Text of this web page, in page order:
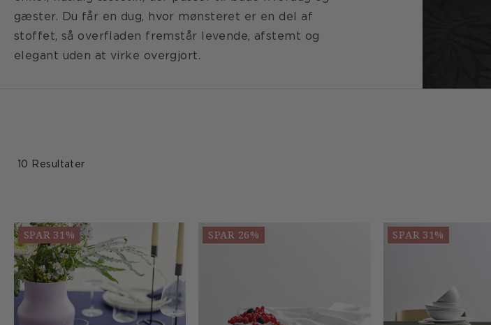
gæster. Du får en dug, hvor mønsteret er en del af
stoffet, så overfladen fremstår levende, afstemt og
elegant uden at virke overgjort.
10 Resultater
SPAR 31% SPAR 26% SPAR 31%